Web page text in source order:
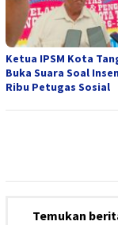
Ketua IPSM Kota
Buka Suara Soal
Ribu Petugas Sosial
Temukan